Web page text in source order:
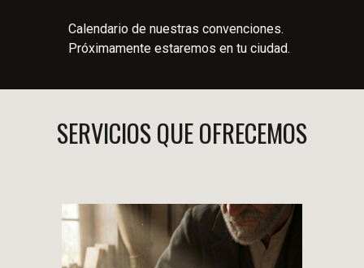
Calendario de nuestras convenciones.
Próximamente estaremos en tu ciudad.
SERVICIOS QUE OFRECEMOS